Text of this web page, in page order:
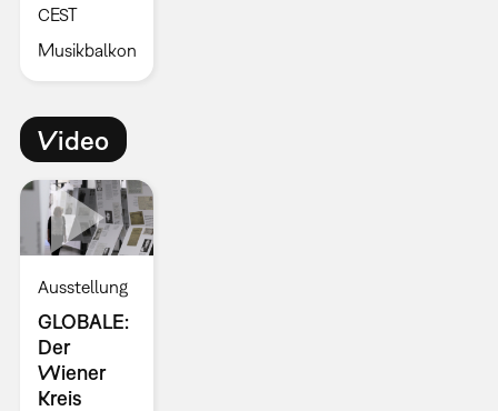
CEST
Musikbalkon
Video
Ausstellung
GLOBALE:
Der
Wiener
Kreis